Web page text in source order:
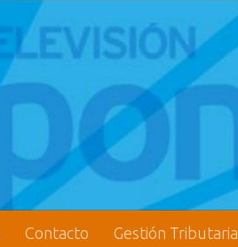
Contacto Gestión Tributaria